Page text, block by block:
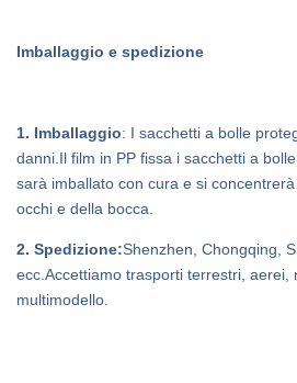
Imballaggio e spedizione
1. Imballaggio: I sacchetti a bolle
danni.Il film in PP fissa i sacchetti a
sarà imballato con cura e si
occhi e della bocca.
2. Spedizione:Shenzhen, Chongqing,
ecc.Accettiamo trasporti terrestri, aerei,
multimodello.